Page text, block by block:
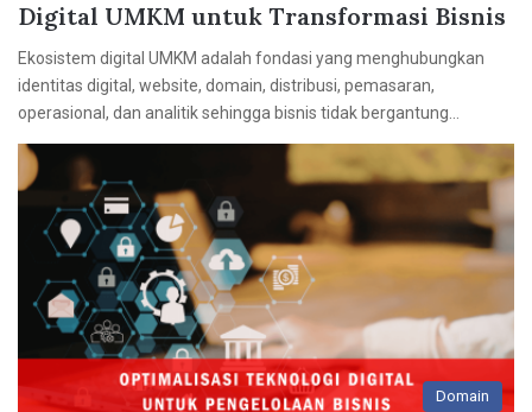
Digital UMKM untuk Transformasi Bisnis
Ekosistem digital UMKM adalah fondasi yang menghubungkan
identitas digital, website, domain, distribusi, pemasaran,
operasional, dan analitik sehingga bisnis tidak bergantung…
Domain